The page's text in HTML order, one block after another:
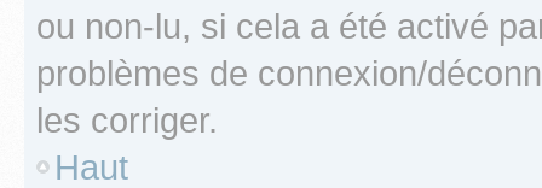
ou non-lu, si cela a été activé
problèmes de connexion/
les corriger.
Haut